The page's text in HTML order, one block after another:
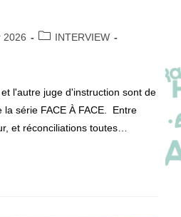
2026
PostINTERVIEW
l'autre juge d'instruction sont de
la série FACE À FACE. Entre
et réconciliations toutes…